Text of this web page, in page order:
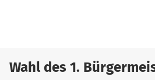
Wahl des 1.